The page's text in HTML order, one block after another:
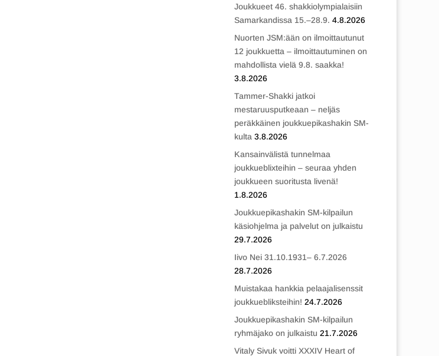
Joukkueet 46. shakkiolympialaisiin
Samarkandissa 15.–28.9. 4.8.2026
Nuorten JSM:ään on ilmoittautunut
12 joukkuetta – ilmoittautuminen on
mahdollista vielä 9.8. saakka!
3.8.2026
Tammer-Shakki jatkoi
mestaruusputkeaan – neljäs
peräkkäinen joukkuepikashakin SM-
kulta 3.8.2026
Kansainvälistä tunnelmaa
joukkueblixteihin – seuraa yhden
joukkueen suoritusta livenä!
1.8.2026
Joukkuepikashakin SM-kilpailun
käsiohjelma ja palvelut on julkaistu
29.7.2026
Iivo Nei 31.10.1931– 6.7.2026
28.7.2026
Muistakaa hankkia pelaajalisenssit
joukkuebliksteihin! 24.7.2026
Joukkuepikashakin SM-kilpailun
ryhmäjako on julkaistu 21.7.2026
Vitaly Sivuk voitti XXXIV Heart of